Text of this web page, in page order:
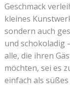
Geschmack
kleines
sondern auch
und schokoladig
alle, die ihren
möchten, sei es
einfach als